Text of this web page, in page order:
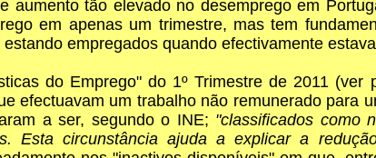
aumento tão elevado no desemprego em
em apenas um trimestre, mas tem
empregados quando efectivamente
do Emprego" do 1º Trimestre de 2011
efectuavam um trabalho não remunerado para
a ser, segundo o INE; "classificados como
Esta circunstância ajuda a explicar a